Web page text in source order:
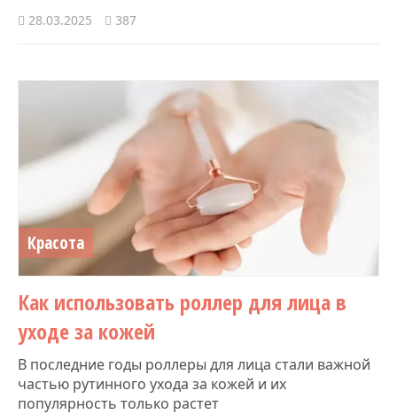
28.03.2025 387
Красота
Как использовать роллер для лица в
уходе за кожей
В последние годы роллеры для лица стали важной
частью рутинного ухода за кожей и их
популярность только растет